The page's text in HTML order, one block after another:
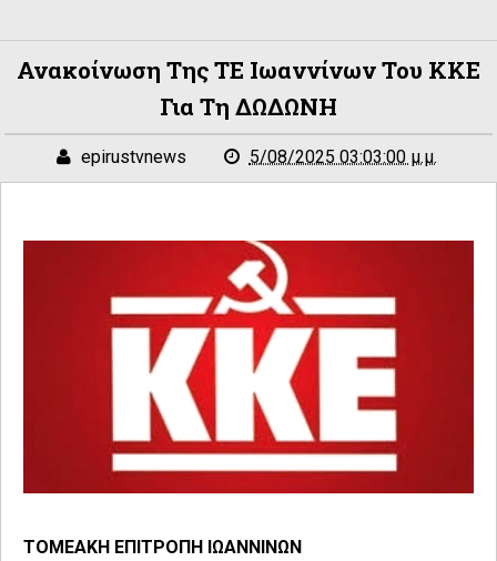
Ανακοίνωση Της ΤΕ Ιωαννίνων Του ΚΚΕ
Για Τη ΔΩΔΩΝΗ
epirustvnews 5/08/2025 03:03:00 μ.μ.
ΤΟΜΕΑΚΗ ΕΠΙΤΡΟΠΗ ΙΩΑΝΝΙΝΩΝ